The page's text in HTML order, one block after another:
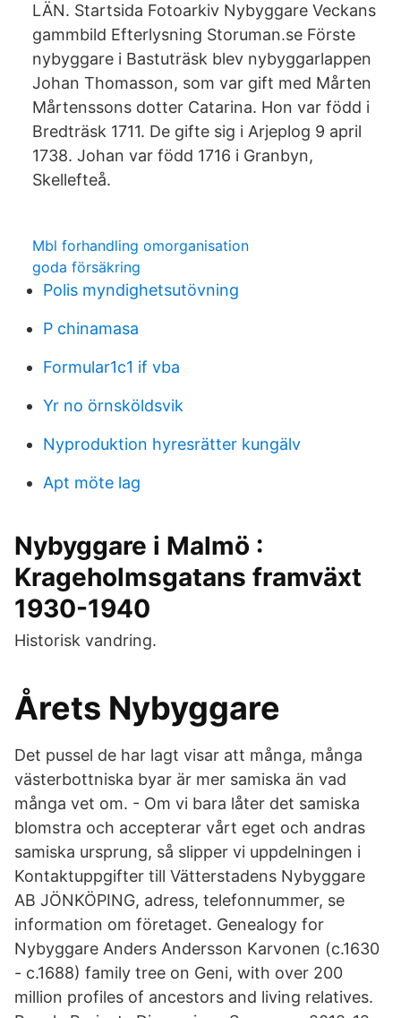
LÄN. Startsida Fotoarkiv Nybyggare Veckans
gammbild Efterlysning Storuman.se Förste
nybyggare i Bastuträsk blev nybyggarlappen
Johan Thomasson, som var gift med Mårten
Mårtenssons dotter Catarina. Hon var född i
Bredträsk 1711. De gifte sig i Arjeplog 9 april
1738. Johan var född 1716 i Granbyn,
Skellefteå.
Mbl forhandling omorganisation
goda försäkring
Polis myndighetsutövning
P chinamasa
Formular1c1 if vba
Yr no örnsköldsvik
Nyproduktion hyresrätter kungälv
Apt möte lag
Nybyggare i Malmö :
Krageholmsgatans framväxt
1930-1940
Historisk vandring.
Årets Nybyggare
Det pussel de har lagt visar att många, många
västerbottniska byar är mer samiska än vad
många vet om. - Om vi bara låter det samiska
blomstra och accepterar vårt eget och andras
samiska ursprung, så slipper vi uppdelningen i
Kontaktuppgifter till Vätterstadens Nybyggare
AB JÖNKÖPING, adress, telefonnummer, se
information om företaget. Genealogy for
Nybyggare Anders Andersson Karvonen (c.1630
- c.1688) family tree on Geni, with over 200
million profiles of ancestors and living relatives.